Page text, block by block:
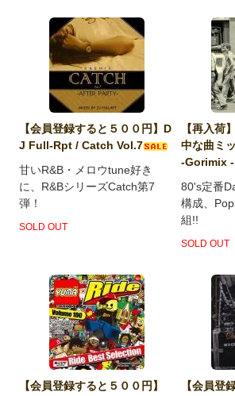
【会員登録すると５００円】D
J Full-Rpt / Catch Vol.7
甘いR&B・メロウtune好き
に、R&BシリーズCatch第7
弾！
SOLD OUT
【再入荷
中な曲ミ
-Gorimix
80's定番
構成、
組!!
SOLD OUT
【会員登録すると５００円】
【会員登